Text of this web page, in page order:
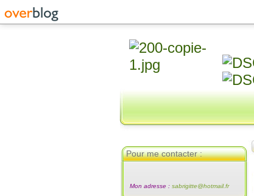
Pour me contacter :
Mon adresse : sabrigitte@hotmail.fr